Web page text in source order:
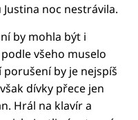
noc nestrávila.
by mohla být i
všeho muselo
porušení by je nejspíš
dívky přece jen
Hrál na klavír a